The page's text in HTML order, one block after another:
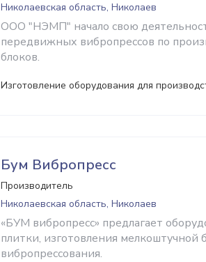
Николаевская область, Николаев
ООО "НЭМП" начало свою
передвижных вибропрессов по
блоков.
Изготовление оборудования для
Бум Вибропресс
Производитель
Николаевская область, Николаев
«БУМ вибропресс» предлагает
плитки, изготовления
вибропрессования.